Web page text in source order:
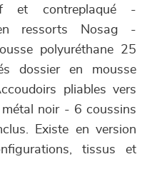
et contreplaqué -
ressorts Nosag -
polyuréthane 25
dossier en mousse
pliables vers
noir - 6 coussins
Existe en version
tissus et